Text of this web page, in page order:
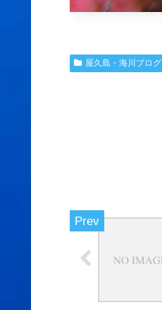
屋久島・海川ブログ